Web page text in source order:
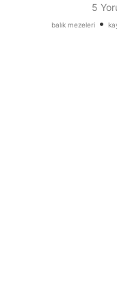
5
balık mezeleri •